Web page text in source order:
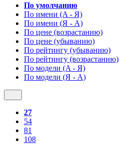
По умолчанию
По имени (A - Я)
По имени (Я - A)
По цене (возрастанию)
По цене (убыванию)
По рейтингу (убыванию)
По рейтингу (возрастанию)
По модели (A - Я)
По модели (Я - A)
27
54
81
108